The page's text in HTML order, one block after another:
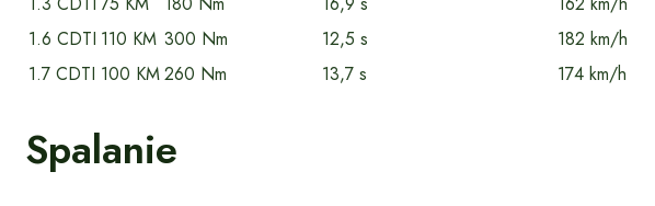
1.6 CDTI 110 KM 300 Nm 12,5 s
182 km/h
1.7 CDTI 100 KM260 Nm 13,7 s 174 km/h
Spalanie